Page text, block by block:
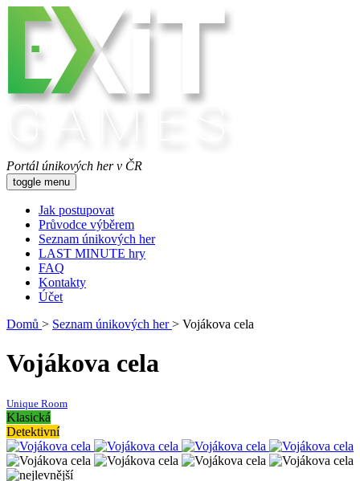
Portál únikových her v ČR
toggle menu
Jak postupovat
Průvodce výběrem
Seznam únikových her
LAST MINUTE hry
FAQ
Kontakty
Účet
Domů > Seznam únikových her > Vojákova cela
Vojákova cela
Unique Room
Klasická
Detektivní